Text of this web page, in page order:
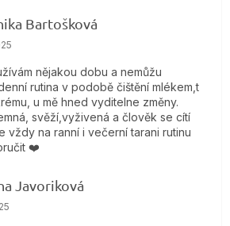
Bartošková
obchodu je 5 z 5 hviezdičiek.
nějakou dobu a nemůžu
rutina v podobě čištění mlékem,t
u mě hned vyditelne změny.
svěží,vyživená a člověk se cítí
vždy na ranní i večerní tarani rutinu
❤️
Javoriková
obchodu je 5 z 5 hviezdičiek.